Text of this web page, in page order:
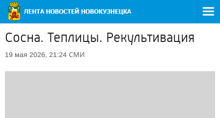
Сосна. Теплицы. Рекультивация
19 мая 2026, 21:24 СМИ